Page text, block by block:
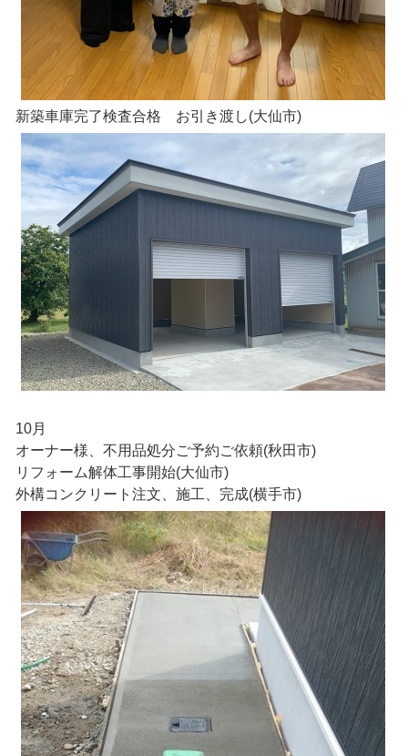
新築車庫完了検査合格 お引き渡し(大仙市)
10月
オーナー様、不用品処分ご予約ご依頼(秋田市)
リフォーム解体工事開始(大仙市)
外構コンクリート注文、施工、完成(横手市)